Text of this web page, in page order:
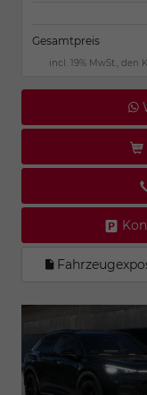
Gesamtpreis
incl. 19% MwSt.,